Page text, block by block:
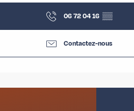
06 72 04 16 ▒▒
Contactez-nous